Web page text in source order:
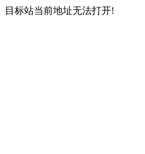
目标站当前地址无法打开!